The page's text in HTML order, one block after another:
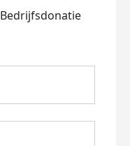
Bedrijfsdonatie